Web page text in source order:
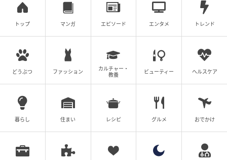
でも疲れにくい嬉しい設計です。
たくなる収納力
トップ マンガ エピソード エンタメ トレンド
どうぶつ ファッション
カルチャー・
教養
ビューティー ヘルスケア
暮らし 住まい レシピ グルメ おでかけ